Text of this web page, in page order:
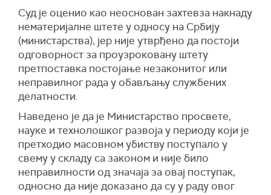
Суд је оценио као неоснован захтевза накнаду
нематеријалне штете у односу на Србију
(министарства), јер није утврђено да постоји
одговорност за проузроковану штету
претпоставка постојање незаконитог или
неправилног рада у обављању службених
делатности.
Наведено је да је Министарство просвете,
науке и технолошког развоја у периоду који је
претходио масовном убиству поступало у
свему у складу са законом и није било
неправилности од значаја за овај поступак,
односно да није доказано да су у раду овог